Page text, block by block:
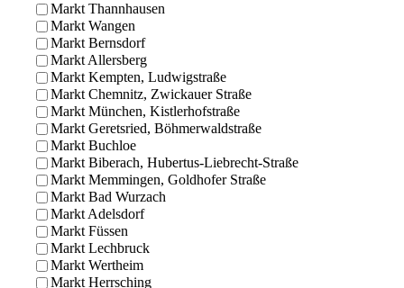
Markt Thannhausen
Markt Wangen
Markt Bernsdorf
Markt Allersberg
Markt Kempten, Ludwigstraße
Markt Chemnitz, Zwickauer Straße
Markt München, Kistlerhofstraße
Markt Geretsried, Böhmerwaldstraße
Markt Buchloe
Markt Biberach, Hubertus-Liebrecht-Straße
Markt Memmingen, Goldhofer Straße
Markt Bad Wurzach
Markt Adelsdorf
Markt Füssen
Markt Lechbruck
Markt Wertheim
Markt Herrsching